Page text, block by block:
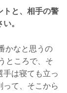
トと、相手の警
。
かなと思うの
ところで、そ
手は寝ても立っ
って、そこから